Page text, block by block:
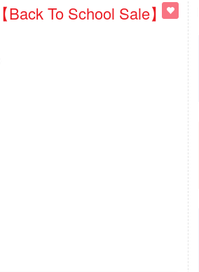
【Back To School Sale】